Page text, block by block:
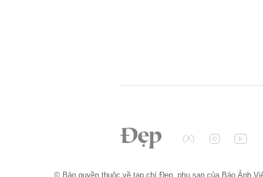
© Bản quyền thuộc về tạp chí Đẹp, phụ san của Báo Ảnh